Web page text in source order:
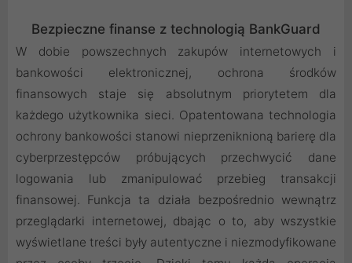
Bezpieczne finanse z technologią BankGuard
W dobie powszechnych zakupów internetowych i
bankowości elektronicznej, ochrona środków
finansowych staje się absolutnym priorytetem dla
każdego użytkownika sieci. Opatentowana technologia
ochrony bankowości stanowi nieprzeniknioną barierę dla
cyberprzestępców próbujących przechwycić dane
logowania lub zmanipulować przebieg transakcji
finansowej. Funkcja ta działa bezpośrednio wewnątrz
przeglądarki internetowej, dbając o to, aby wszystkie
wyświetlane treści były autentyczne i niezmodyfikowane